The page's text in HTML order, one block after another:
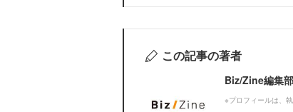
この記事の著者
Biz/Zine編集
※プロフィールは、